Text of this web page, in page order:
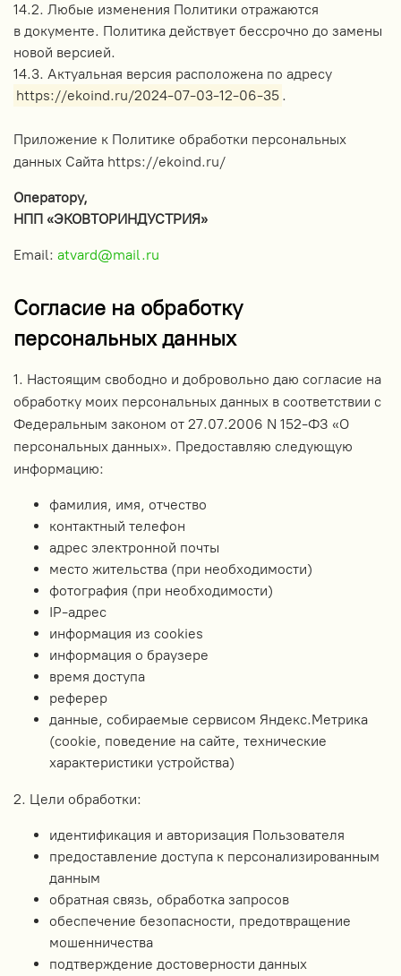
14.2. Любые изменения Политики отражаются
в документе. Политика действует бессрочно до замены
новой версией.
14.3. Актуальная версия расположена по адресу
https://ekoind.ru/2024-07-03-12-06-35 .
Приложение к Политике обработки персональных
данных Сайта https://ekoind.ru/
Оператору,
НПП «ЭКОВТОРИНДУСТРИЯ»
Email: atvard@mail.ru
Согласие на обработку
персональных данных
1. Настоящим свободно и добровольно даю согласие на
обработку моих персональных данных в соответствии с
Федеральным законом от 27.07.2006 N 152-ФЗ «О
персональных данных». Предоставляю следующую
информацию:
фамилия, имя, отчество
контактный телефон
адрес электронной почты
место жительства (при необходимости)
фотография (при необходимости)
IP-адрес
информация из cookies
информация о браузере
время доступа
реферер
данные, собираемые сервисом Яндекс.Метрика
(cookie, поведение на сайте, технические
характеристики устройства)
2. Цели обработки:
идентификация и авторизация Пользователя
предоставление доступа к персонализированным
данным
обратная связь, обработка запросов
обеспечение безопасности, предотвращение
мошенничества
подтверждение достоверности данных